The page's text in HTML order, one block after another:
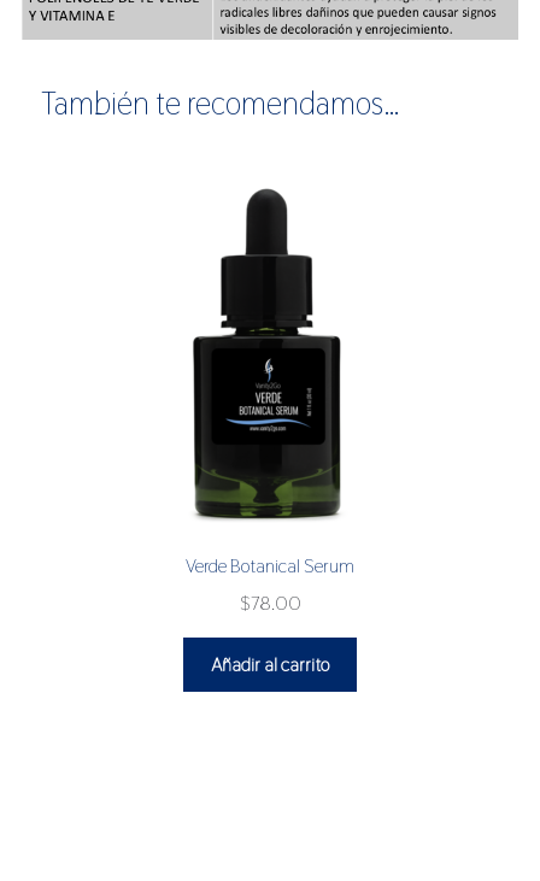
También te recomendamos…
Verde Botanical Serum
$78.00
Añadir al carrito